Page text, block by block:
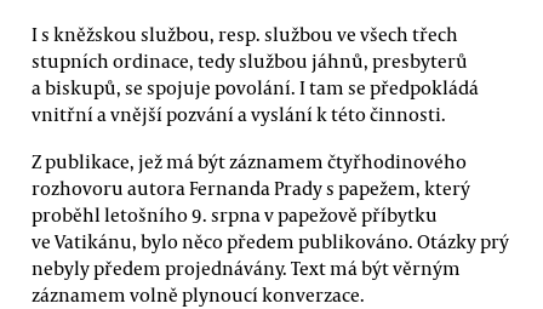
I s kněžskou službou, resp. službou ve všech třech
stupních ordinace, tedy službou jáhnů, presbyterů
a biskupů, se spojuje povolání. I tam se předpokládá
vnitřní a vnější pozvání a vyslání k této činnosti.
Z publikace, jež má být záznamem čtyřhodinového
rozhovoru autora Fernanda Prady s papežem, který
proběhl letošního 9. srpna v papežově příbytku
ve Vatikánu, bylo něco předem publikováno. Otázky prý
nebyly předem projednávány. Text má být věrným
záznamem volně plynoucí konverzace.